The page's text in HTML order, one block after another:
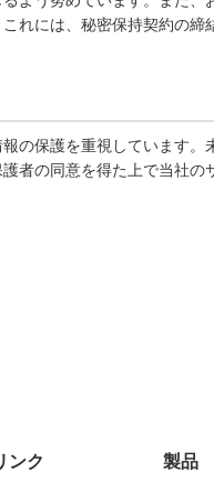
れには、秘密保持契約の
の保護を重視しています
者の同意を得た上で当社
ンク 製品